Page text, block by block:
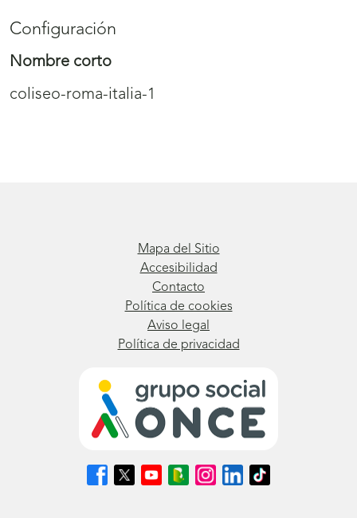
Configuración
Nombre corto
coliseo-roma-italia-1
Mapa del Sitio
Accesibilidad
Contacto
Política de cookies
Aviso legal
Política de privacidad
Síguenos
en
Síguenos
en
Síguenos
en
Síguenos
en
Síguenos
en
Síguenos
en
Síguenos
en